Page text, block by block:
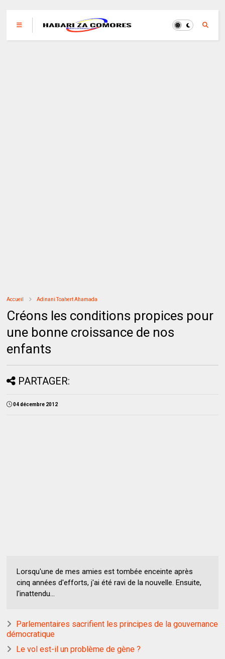
Accueil Adinani Toahert Ahamada
Créons les conditions propices pour
une bonne croissance de nos
enfants
PARTAGER:
04 décembre 2012
Lorsqu'une de mes amies est tombée enceinte après
cinq années d'efforts, j'ai été ravi de la nouvelle. Ensuite,
l'inattendu...
Parlementaires sacrifient les principes de la gouvernance
démocratique
Le vol est-il un problème de gène ?